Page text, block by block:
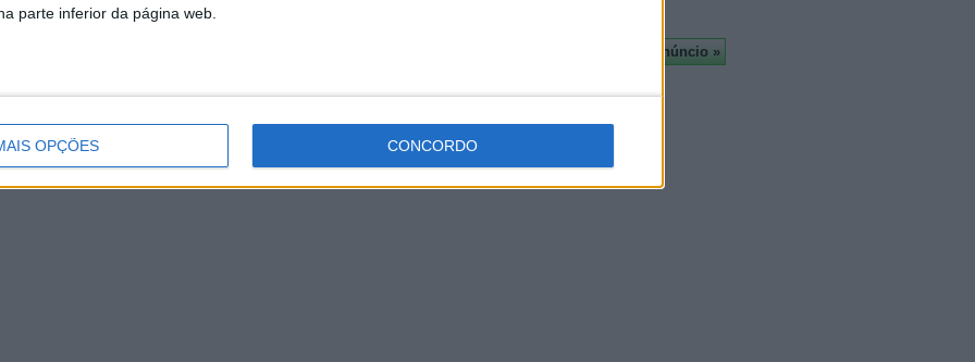
parte inferior da página web.
OPÇÕES CONCORDO